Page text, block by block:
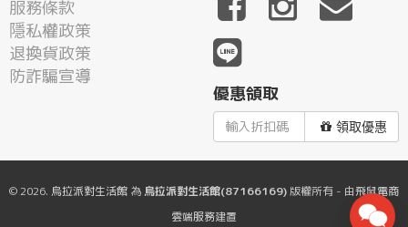
服務條款
隱私權政策
退換貨政策
防詐騙宣導
優惠領取
領取優惠
© 2026. 烏拉派對生活館 為 烏拉派對生活館(87166169)版權所有 - 由飛鼠電商
雲端服務建置